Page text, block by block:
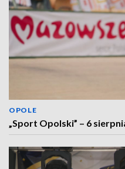
OPOLE
„Sport Opolski” – 6